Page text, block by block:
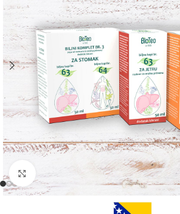
Kliknite da uvećate